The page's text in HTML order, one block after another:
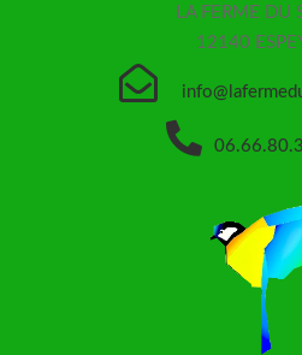
LA FERME DU
12140

